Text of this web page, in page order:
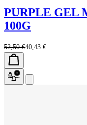
PURPLE GEL
100G
52,50 €40,43 €